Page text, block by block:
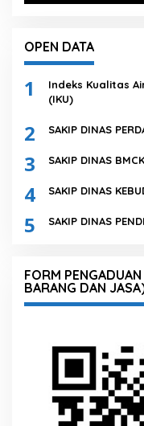
OPEN DATA
1
Indeks Kualitas
(IKU)
2 SAKIP DINAS
3 SAKIP DINAS
4 SAKIP DINAS
5 SAKIP DINAS
FORM
BARANG DAN